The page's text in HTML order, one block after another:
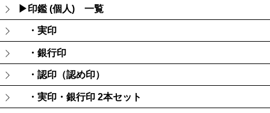
▶印鑑 (個人) 一覧
・実印
・銀行印
・認印（認め印）
・実印・銀行印 2本セット